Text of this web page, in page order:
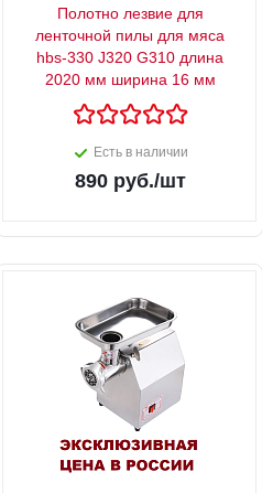
Полотно лезвие для
ленточной пилы для мяса
hbs-330 J320 G310 длина
2020 мм ширина 16 мм
Есть в наличии
890руб./шт
ИБП